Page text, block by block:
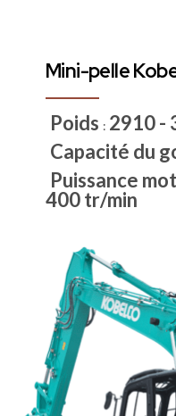
Mini-pelle
Poids : 2910 -
Capacité du
Puissance
400 tr/min